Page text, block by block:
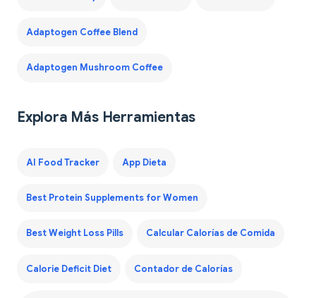
Adaptogen Coffee Blend
Adaptogen Mushroom Coffee
Explora Más Herramientas
AI Food Tracker App Dieta
Best Protein Supplements for Women
Best Weight Loss Pills Calcular Calorías de Comida
Calorie Deficit Diet Contador de Calorías